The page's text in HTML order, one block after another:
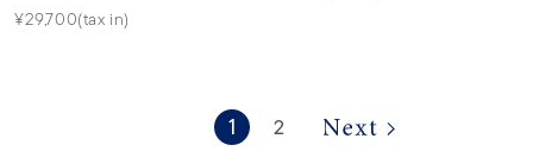
¥29,700(tax in)
1 2